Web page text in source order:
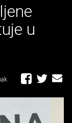
u